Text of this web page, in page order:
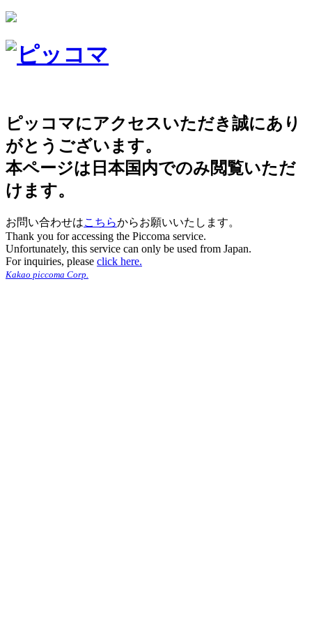
ピッコマにアクセスいただき誠にあり
がとうございます。
本ページは日本国内でのみ閲覧いただ
けます。
お問い合わせはこちらからお願いいたします。
Thank you for accessing the Piccoma service.
Unfortunately, this service can only be used from Japan.
For inquiries, please click here.
Kakao piccoma Corp.